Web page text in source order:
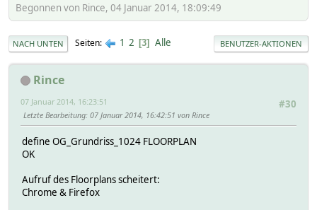
Begonnen von Rince, 04 Januar 2014, 18:09:49
NACH UNTEN Seiten 1 2 3 Alle BENUTZER-AKTIONEN
Rince
#30
07 Januar 2014, 16:23:51
Letzte Bearbeitung: 07 Januar 2014, 16:42:51 von Rince
define OG_Grundriss_1024 FLOORPLAN
OK
Aufruf des Floorplans scheitert:
Chrome & Firefox